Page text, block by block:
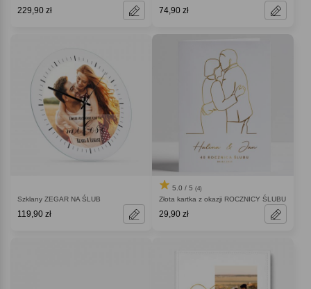
229,90 zł 74,90 zł
Szklany ZEGAR NA ŚLUB
119,90 zł
5.0 / 5 (4)
Złota kartka z okazji ROCZNICY ŚLUBU
29,90 zł